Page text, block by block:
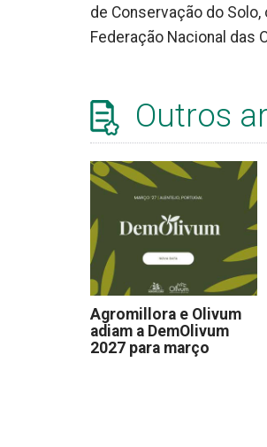
de Conservação do
Federação Nacional das
Outros
Agromillora e Olivum
adiam a DemOlivum
2027 para março